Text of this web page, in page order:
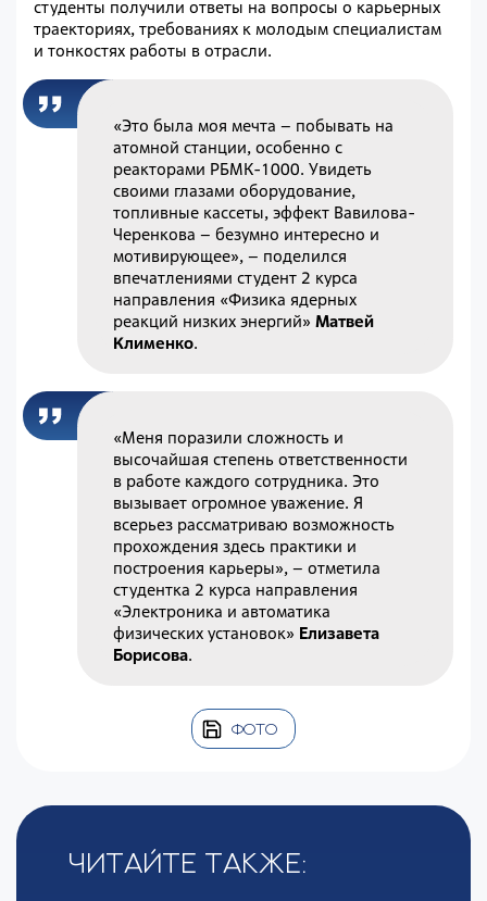
студенты получили ответы на вопросы о карьерных
траекториях, требованиях к молодым специалистам
и тонкостях работы в отрасли.
«Это была моя мечта – побывать на
атомной станции, особенно с
реакторами РБМК-1000. Увидеть
своими глазами оборудование,
топливные кассеты, эффект Вавилова-
Черенкова – безумно интересно и
мотивирующее», – поделился
впечатлениями студент 2 курса
направления «Физика ядерных
реакций низких энергий»Матвей
Клименко.
«Меня поразили сложность и
высочайшая степень ответственности
в работе каждого сотрудника. Это
вызывает огромное уважение. Я
всерьез рассматриваю возможность
прохождения здесь практики и
построения карьеры», – отметила
студентка 2 курса направления
«Электроника и автоматика
физических установок» Елизавета
Борисова.
ФОТО
Читайте также: